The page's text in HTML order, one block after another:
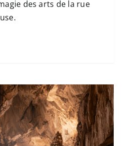
des arts de la rue